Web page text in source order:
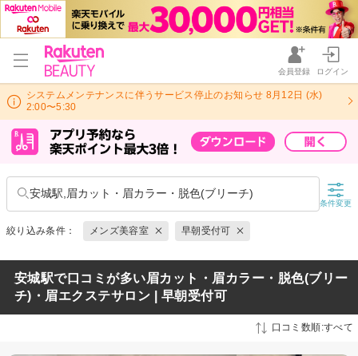
会員登録 ログイン
システムメンテナンスに伴うサービス停止のお知らせ 8月12日 (水)
2:00〜5:30
安城駅,眉カット・眉カラー・脱色(ブリーチ)
条件変更
絞り込み条件： メンズ美容室 早朝受付可
安城駅で口コミが多い眉カット・眉カラー・脱色(ブリー
チ)・眉エクステサロン | 早朝受付可
口コミ数順:すべて